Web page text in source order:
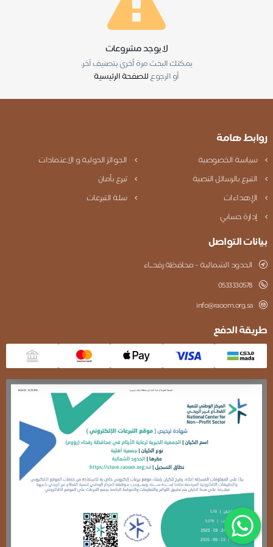
لا يوجد مشروعات
يمكنك البحث مرة أخرى بتصنيف آخر.
أو الرجوعللصفحة الرئيسية
روابط هامة
سياسة الخصوصية
الجوائز الدولية و الاعتمادات
التبرع بالرسائل النصية
تبرع بأمان
الإهداءات
سلة التبرعات
إدارة حسابي
بيانات التواصل
الحدود الشمالية - محافظة رفحــاء
0533330578
info@raoom.org.sa
طريقة الدفع